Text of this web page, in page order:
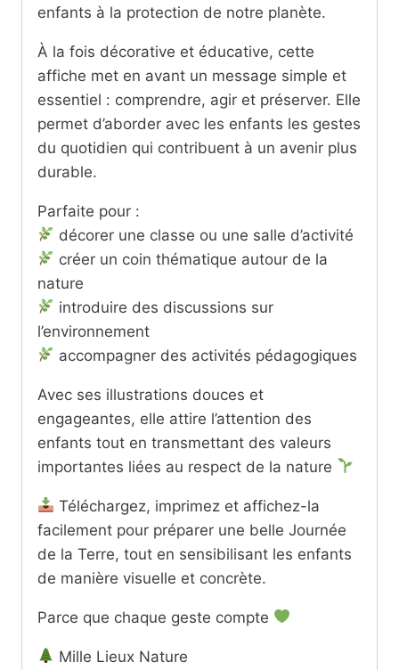
enfants à la protection de notre planète.
À la fois décorative et éducative, cette
affiche met en avant un message simple et
essentiel : comprendre, agir et préserver. Elle
permet d’aborder avec les enfants les gestes
du quotidien qui contribuent à un avenir plus
durable.
Parfaite pour :
décorer une classe ou une salle d’activité
créer un coin thématique autour de la
nature
introduire des discussions sur
l’environnement
accompagner des activités pédagogiques
Avec ses illustrations douces et
engageantes, elle attire l’attention des
enfants tout en transmettant des valeurs
importantes liées au respect de la nature
Téléchargez, imprimez et affichez-la
facilement pour préparer une belle Journée
de la Terre, tout en sensibilisant les enfants
de manière visuelle et concrète.
Parce que chaque geste compte
Mille Lieux Nature